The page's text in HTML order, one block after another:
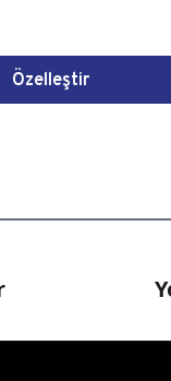
Özelleştir